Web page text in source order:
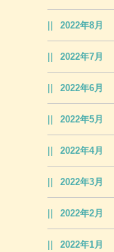
2022年8月
2022年7月
2022年6月
2022年5月
2022年4月
2022年3月
2022年2月
2022年1月